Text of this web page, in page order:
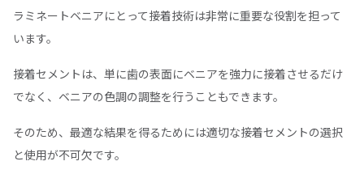
ラミネートベニアにとって接着技術は非常に重要な役割を担って
います。
接着セメントは、単に歯の表面にベニアを強力に接着させるだけ
でなく、ベニアの色調の調整を行うこともできます。
そのため、最適な結果を得るためには適切な接着セメントの選択
と使用が不可欠です。